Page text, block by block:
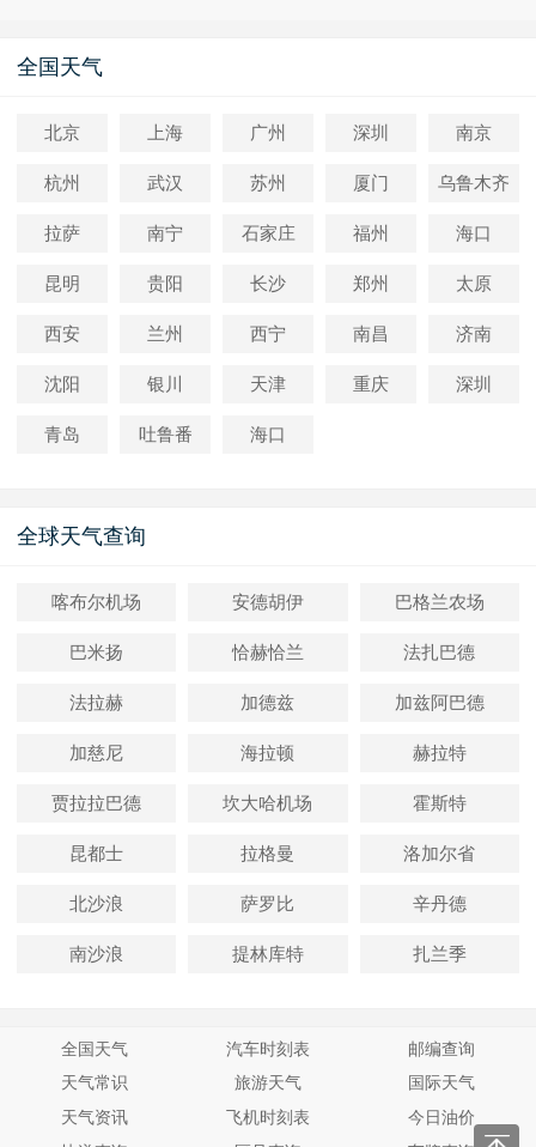
全国天气
北京 上海 广州 深圳 南京
杭州 武汉 苏州 厦门 乌鲁木齐
拉萨 南宁 石家庄 福州 海口
昆明 贵阳 长沙 郑州 太原
西安 兰州 西宁 南昌 济南
沈阳 银川 天津 重庆 深圳
青岛 吐鲁番 海口
全球天气查询
喀布尔机场 安德胡伊 巴格兰农场
巴米扬 恰赫恰兰 法扎巴德
法拉赫 加德兹 加兹阿巴德
加慈尼 海拉顿 赫拉特
贾拉拉巴德 坎大哈机场 霍斯特
昆都士 拉格曼 洛加尔省
北沙浪 萨罗比 辛丹德
南沙浪 提林库特 扎兰季
全国天气 汽车时刻表
邮编查询
天气常识
旅游天气
国际天气
天气资讯
飞机时刻表
今日油价